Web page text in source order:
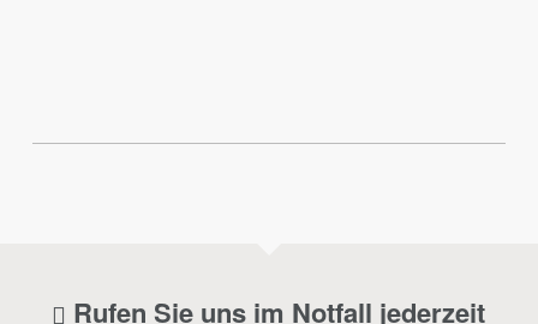
Rufen Sie uns im Notfall jederzeit